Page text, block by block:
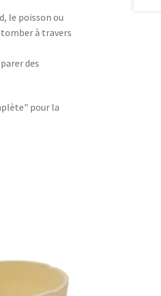
le poisson ou
à travers
des
pour la